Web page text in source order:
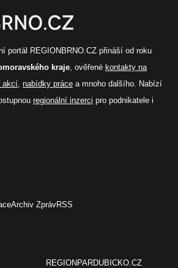
portál REGIONBRNO.CZ přináší od roku
kraje, ověřené kontakty na
akcí, nabídky práce a mnoho dalšího. Nabízí
regionální inzerci pro podnikatele i
Archiv ZprávRSS
REGIONPARDUBICKO.CZ